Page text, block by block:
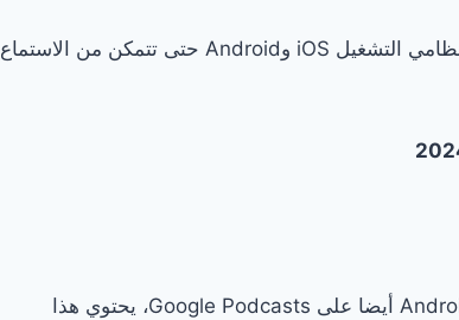
لذلك نقدم لك أفضل التطبيقات للاستماع إلى البودكاست لنظامي التشغيل iOS وAndroid حتى تتمكن من الاستماع
يحتوي iOS على نظام أساسي للبث الصوتي، كما يحتوي Android أيضا على Google Podcasts، يحتوي هذا